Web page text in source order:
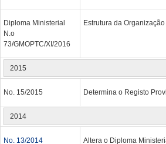
Diploma Ministerial
N.o
73/GMOPTC/XI/2016
Estrutura da
2015
No. 15/2015 Determina o Registo
2014
No. 13/2014 Altera o Diploma